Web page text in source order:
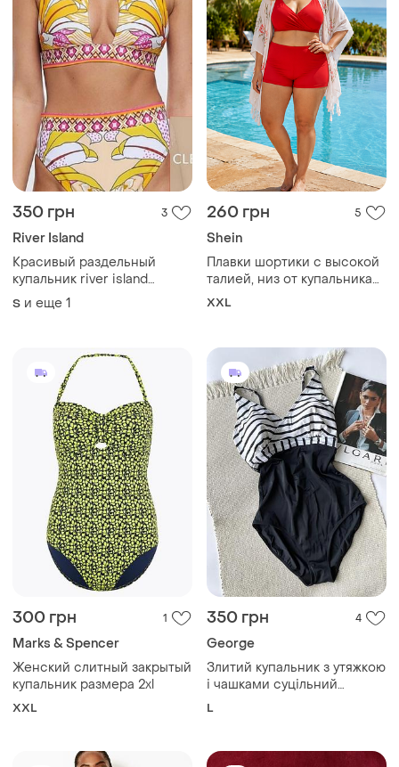
350 грн 3
River Island
Красивый раздельный
купальник river island
womens floral halter bikini
set💛🧡
S и еще 1
260 грн 5
Shein
Плавки шортики с высокой
талией, низ от купальника
56-58р
XXL
300 грн 1
Marks & Spencer
Женский слитный закрытый
купальник размера 2xl
XXL
350 грн 4
George
Злитий купальник з утяжкою
і чашками суцільний
купальник
L